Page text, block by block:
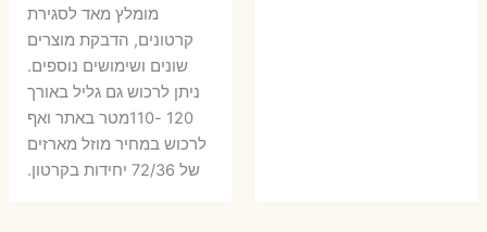
מומלץ מאד לסגירת
קרטונים, הדבקת מוצרים
שונים ושימושים נוספים.
ניתן לרכוש גם גליל באורך
120 -110מטר באתר ואף
לרכוש במחיר מוזל מארזים
של 72/36 יחידות בקרטון.